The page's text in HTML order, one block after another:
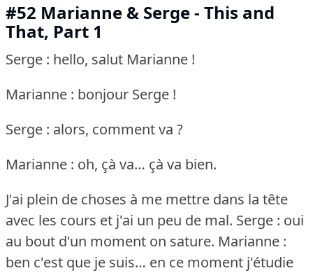
#52 Marianne & Serge - This and
That, Part 1
Serge : hello, salut Marianne !
Marianne : bonjour Serge !
Serge : alors, comment va ?
Marianne : oh, çà va… çà va bien.
J'ai plein de choses à me mettre dans la tête
avec les cours et j'ai un peu de mal. Serge : oui
au bout d'un moment on sature. Marianne :
ben c'est que je suis… en ce moment j'étudie